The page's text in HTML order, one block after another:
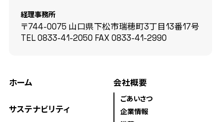
経理事務所
〒744-0075 山口県下松市瑞穂町3丁目13番17号
TEL0833-41-2050 FAX 0833-41-2990
ホーム
サステナビリティ
会社概要
ごあいさつ
企業情報